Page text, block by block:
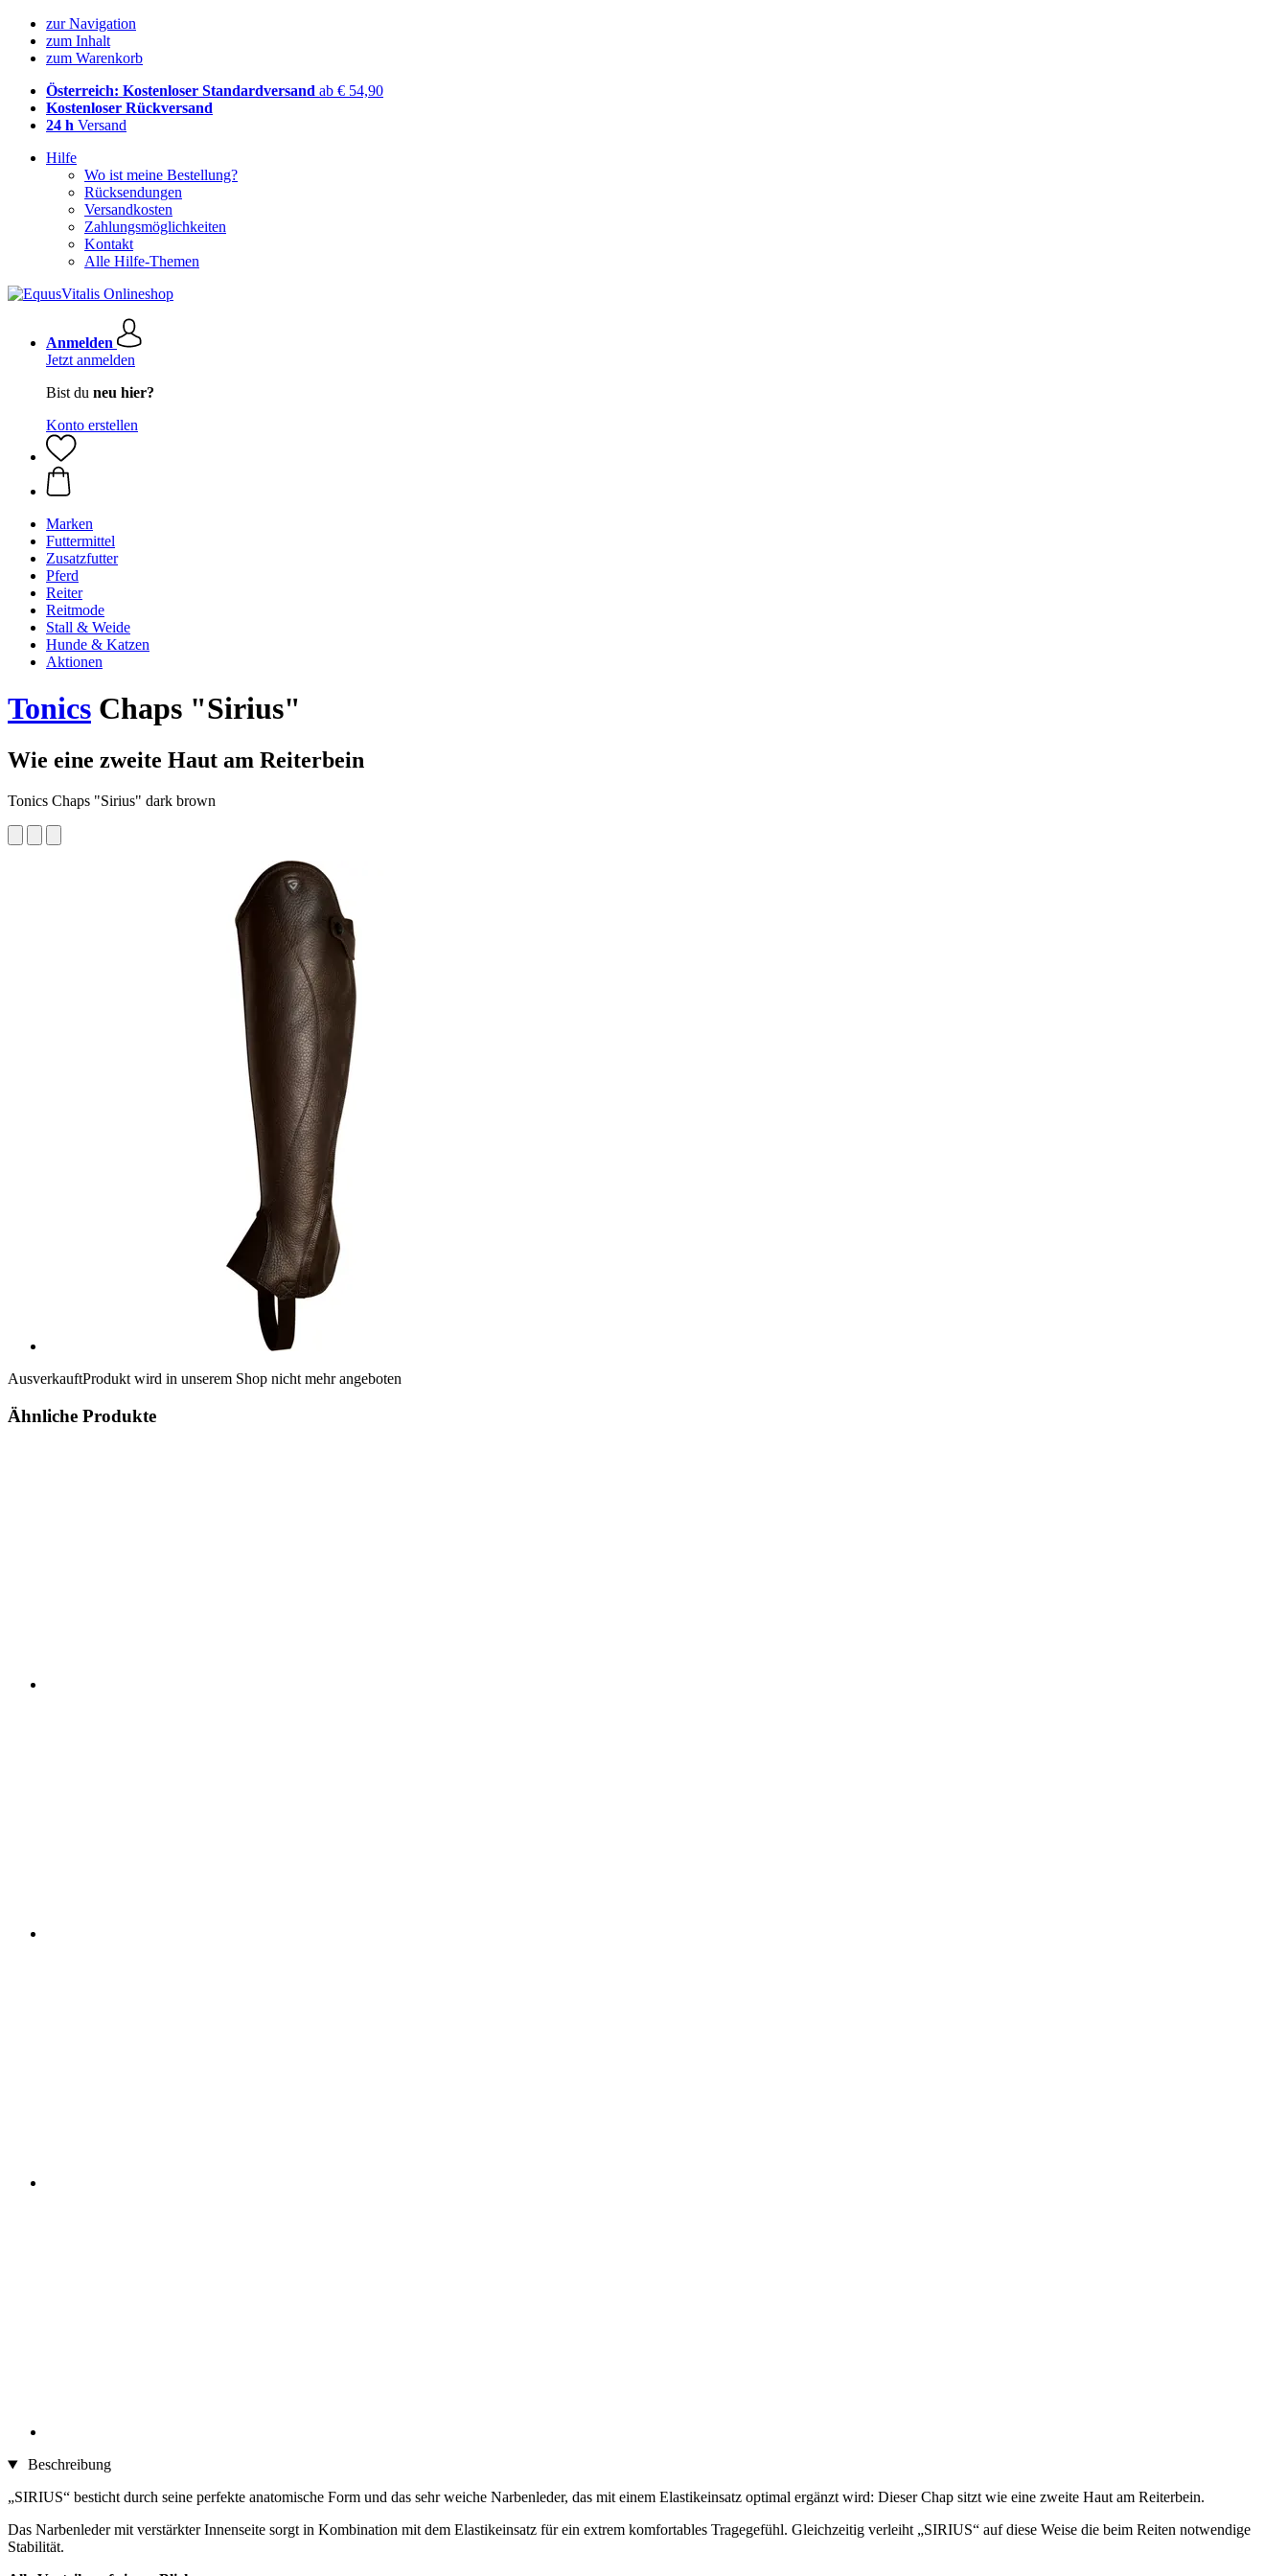
zur Navigation
zum Inhalt
zum Warenkorb
Österreich: Kostenloser Standardversand ab € 54,90
Kostenloser Rückversand
24 h Versand
Hilfe
Wo ist meine Bestellung?
Rücksendungen
Versandkosten
Zahlungsmöglichkeiten
Kontakt
Alle Hilfe-Themen
Anmelden
Jetzt anmelden
Bist du neu hier?
Konto erstellen
Marken
Futtermittel
Zusatzfutter
Pferd
Reiter
Reitmode
Stall & Weide
Hunde & Katzen
Aktionen
Tonics Chaps "Sirius"
Wie eine zweite Haut am Reiterbein
Tonics Chaps "Sirius" dark brown
AusverkauftProdukt wird in unserem Shop nicht mehr angeboten
Ähnliche Produkte
Beschreibung
„SIRIUS“ besticht durch seine perfekte anatomische Form und das sehr weiche Narbenleder, das mit einem Elastikeinsatz optimal ergänzt wird: Dieser Chap sitzt wie eine zweite Haut am Reiterbein.
Das Narbenleder mit verstärkter Innenseite sorgt in Kombination mit dem Elastikeinsatz für ein extrem komfortables Tragegefühl. Gleichzeitig verleiht „SIRIUS“ auf diese Weise die beim Reiten notwendige
Stabilität.